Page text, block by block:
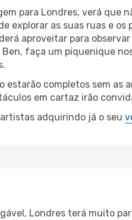
para Londres, verá que
explorar as suas ruas e
aproveitar para
faça um piquenique
estarão completos sem as
em cartaz irão
adquirindo já o seu
Londres terá muito